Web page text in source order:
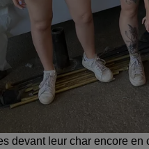
devant leur char encore en